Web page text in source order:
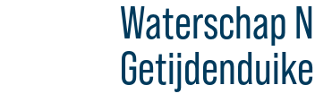
Waterschap